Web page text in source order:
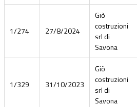
1/274 27/8/2024
Giò
costruzioni
srl di
Savona
1/329 31/10/2023
Giò
costruzioni
srl di
Savona